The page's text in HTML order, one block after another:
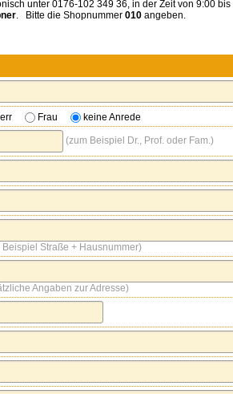
unter 0176-102 349 36, in der Zeit von 9:00 bis
. Bitte die Shopnummer 010 angeben.
Frau
keine Anrede
zum Beispiel Dr., Prof. oder Fam.
Beispiel Straße + Hausnummer
Angaben zur Adresse